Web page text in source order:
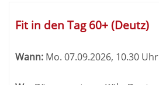
Fit in den Tag 60+ (Deutz)
Wann: Mo. 07.09.2026, 10.30 Uhr